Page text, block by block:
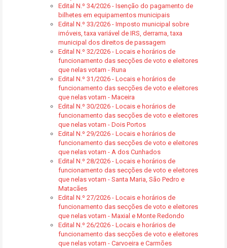
Edital N.º 34/2026 - Isenção do pagamento de
bilhetes em equipamentos municipais
Edital N.º 33/2026 - Imposto municipal sobre
imóveis, taxa variável de IRS, derrama, taxa
municipal dos direitos de passagem
Edital N.º 32/2026 - Locais e horários de
funcionamento das secções de voto e eleitores
que nelas votam - Runa
Edital N.º 31/2026 - Locais e horários de
funcionamento das secções de voto e eleitores
que nelas votam - Maceira
Edital N.º 30/2026 - Locais e horários de
funcionamento das secções de voto e eleitores
que nelas votam - Dois Portos
Edital N.º 29/2026 - Locais e horários de
funcionamento das secções de voto e eleitores
que nelas votam - A dos Cunhados
Edital N.º 28/2026 - Locais e horários de
funcionamento das secções de voto e eleitores
que nelas votam - Santa Maria, São Pedro e
Matacães
Edital N.º 27/2026 - Locais e horários de
funcionamento das secções de voto e eleitores
que nelas votam - Maxial e Monte Redondo
Edital N.º 26/2026 - Locais e horários de
funcionamento das secções de voto e eleitores
que nelas votam - Carvoeira e Carmões